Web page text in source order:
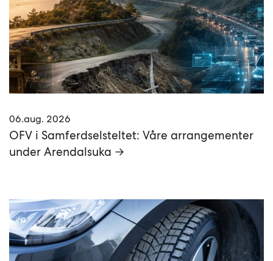
06.aug. 2026
OFV i Samferdselsteltet: Våre arrangementer
under Arendalsuka →